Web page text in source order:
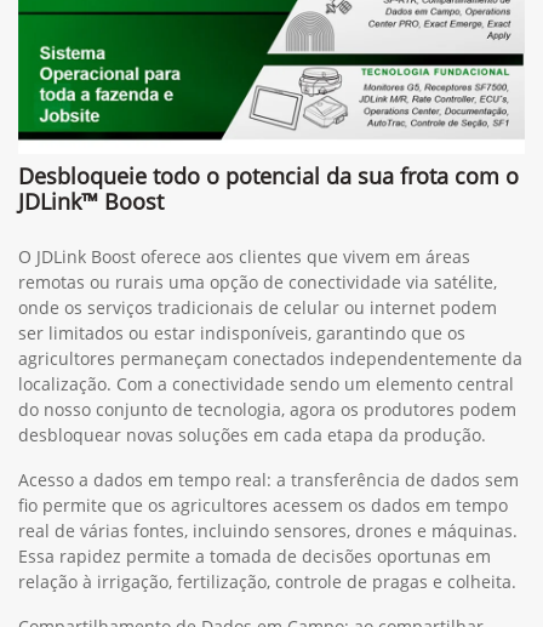
Desbloqueie todo o potencial da sua frota com o
JDLink™ Boost
O JDLink Boost oferece aos clientes que vivem em áreas
remotas ou rurais uma opção de conectividade via satélite,
onde os serviços tradicionais de celular ou internet podem
ser limitados ou estar indisponíveis, garantindo que os
agricultores permaneçam conectados independentemente da
localização. Com a conectividade sendo um elemento central
do nosso conjunto de tecnologia, agora os produtores podem
desbloquear novas soluções em cada etapa da produção.
Acesso a dados em tempo real: a transferência de dados sem
fio permite que os agricultores acessem os dados em tempo
real de várias fontes, incluindo sensores, drones e máquinas.
Essa rapidez permite a tomada de decisões oportunas em
relação à irrigação, fertilização, controle de pragas e colheita.